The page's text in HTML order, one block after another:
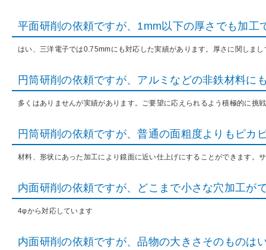
平面研削の依頼ですが、1mm以下の厚さでも加工
はい、三洋電子では0.75mmにも対応した実績があります。厚さに関しま
円筒研削の依頼ですが、アルミなどの非鉄材料に
多くはありませんが実績があります。ご要望に応えられるよう積極的に挑
円筒研削の依頼ですが、普通の面粗度よりもピカ
材料、形状にあった加工により鏡面に近い仕上げにすることができます。
内面研削の依頼ですが、どこまで小さな穴加工が
4φから対応しています
内面研削の依頼ですが、品物の大きさそのものは